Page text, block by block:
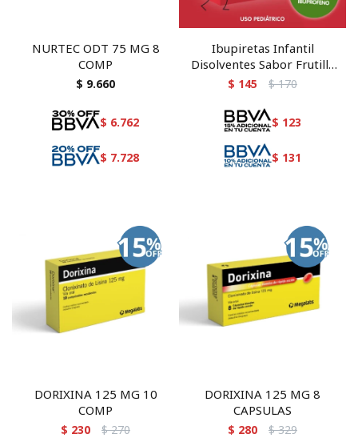
NURTEC ODT 75 MG 8
COMP
$ 9.660
$ 6.762
$ 7.728
Ibupiretas Infantil
Disolventes Sabor Frutilla
10 comprimidos
$ 145 $ 170
$ 123
$ 131
DORIXINA 125 MG 10
COMP
$ 230 $ 270
DORIXINA 125 MG 8
CAPSULAS
$ 280 $ 329